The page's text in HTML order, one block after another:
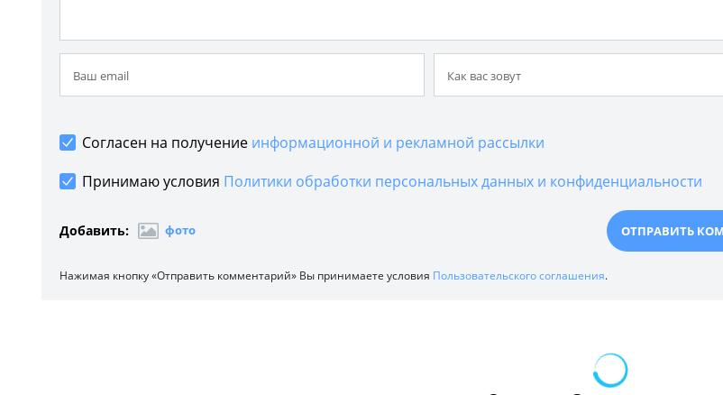
Согласен на получение информационной и рекламной рассылки
Принимаю условия Политики обработки персональных данных и конфиденциальности
Добавить: фото
Нажимая кнопку «Отправить комментарий» Вы принимаете условия Пользовательского соглашения.